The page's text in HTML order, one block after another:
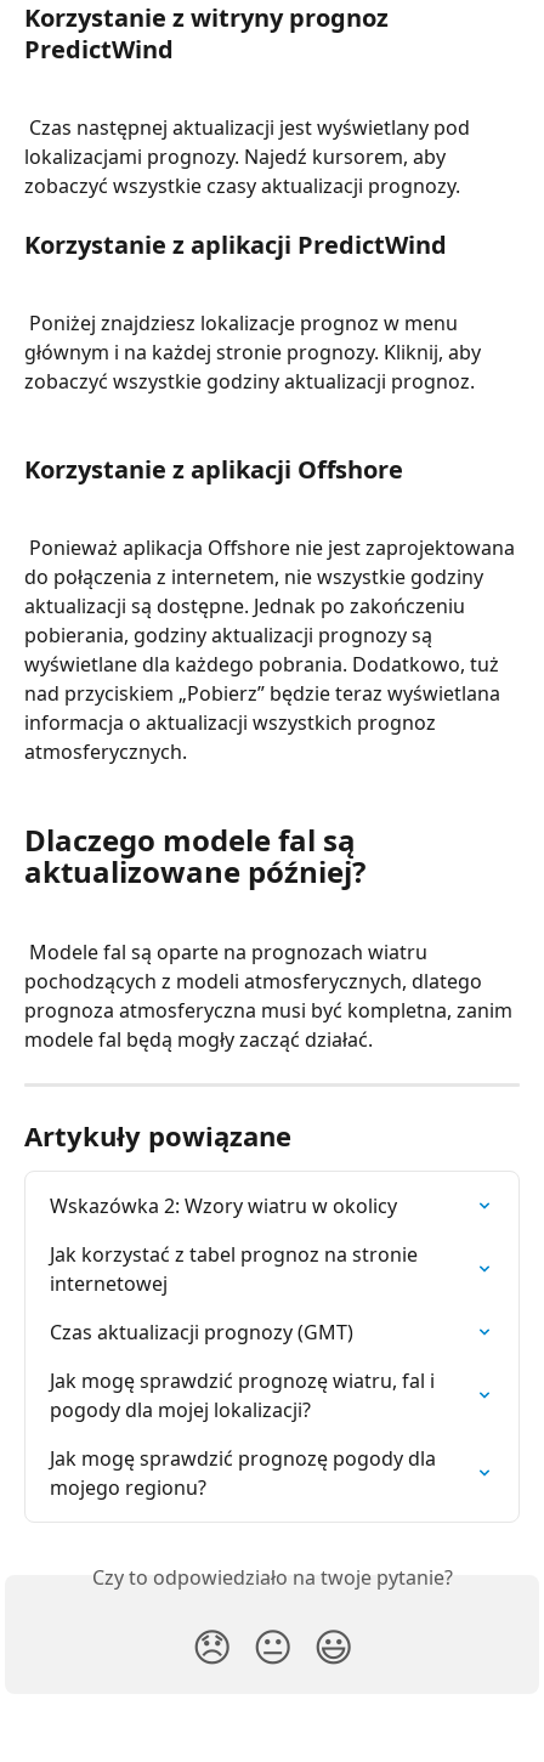
Korzystanie z witryny prognoz
PredictWind
lokalizacjami prognozy. Najedź kursorem, aby
zobaczyć wszystkie czasy aktualizacji prognozy.
Korzystanie z aplikacji PredictWind
głównym i na każdej stronie prognozy. Kliknij, aby
zobaczyć wszystkie godziny aktualizacji prognoz.
Korzystanie z aplikacji Offshore
do połączenia z internetem, nie wszystkie godziny
aktualizacji są dostępne. Jednak po zakończeniu
pobierania, godziny aktualizacji prognozy są
wyświetlane dla każdego pobrania. Dodatkowo, tuż
nad przyciskiem „Pobierz” będzie teraz wyświetlana
informacja o aktualizacji wszystkich prognoz
atmosferycznych.
Dlaczego modele fal są
aktualizowane później?
pochodzących z modeli atmosferycznych, dlatego
prognoza atmosferyczna musi być kompletna, zanim
modele fal będą mogły zacząć działać.
Artykuły powiązane
Wskazówka 2: Wzory wiatru w okolicy
Jak korzystać z tabel prognoz na stronie
internetowej
Czas aktualizacji prognozy (GMT)
Jak mogę sprawdzić prognozę wiatru, fal i
pogody dla mojej lokalizacji?
Jak mogę sprawdzić prognozę pogody dla
mojego regionu?
Czy to odpowiedziało na twoje pytanie?
😞 😐 😃